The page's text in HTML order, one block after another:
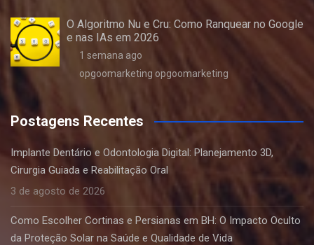
O Algoritmo Nu e Cru: Como Ranquear no Google
e nas IAs em 2026
1 semana ago
opgoomarketing opgoomarketing
Postagens Recentes
Implante Dentário e Odontologia Digital: Planejamento 3D,
Cirurgia Guiada e Reabilitação Oral
3 de agosto de 2026
Como Escolher Cortinas e Persianas em BH: O Impacto Oculto
da Proteção Solar na Saúde e Qualidade de Vida